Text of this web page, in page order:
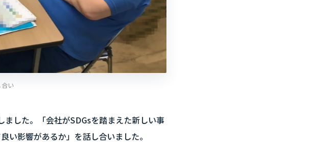
い
した。「会社がSDGsを踏まえた新しい事
い影響があるか」を話し合いました。